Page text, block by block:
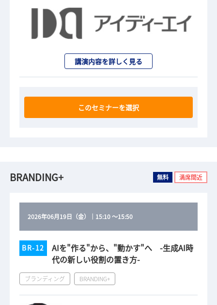
講演内容を詳しく見る
このセミナーを選択
BRANDING+ 無料 満席間近
2026年06月19日（金） 15:10～15:50
BR-12
AIを"作る"から、"動かす"へ -生成AI時
代の新しい役割の置き方-
ブランディング BRANDING+